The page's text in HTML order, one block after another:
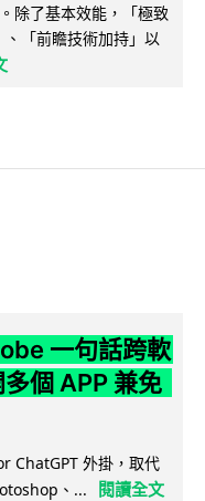
除了基本效能，「極致
「前瞻技術加持」以
一句話跨軟
個 APP 兼免
ChatGPT 外掛，取代
、...
閱讀全文